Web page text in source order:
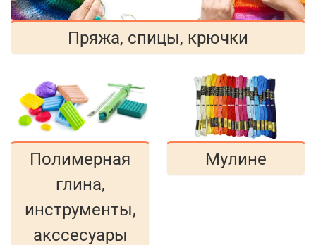
Пряжа, спицы, крючки
Полимерная
глина,
инструменты,
акссесуары
Мулине